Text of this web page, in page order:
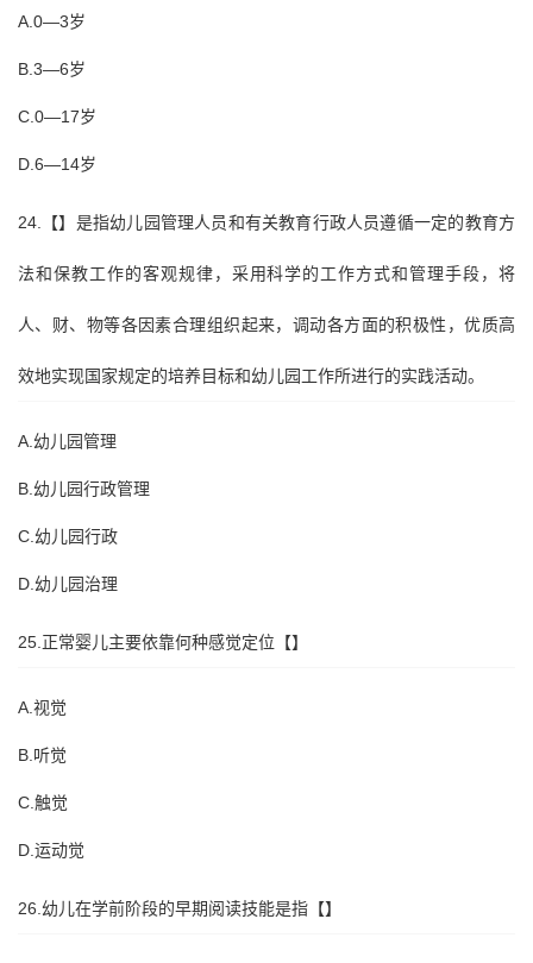
A.0—3岁
B.3—6岁
C.0—17岁
D.6—14岁
24.【】是指幼儿园管理人员和有关教育行政人员遵循一定的教育方
法和保教工作的客观规律，采用科学的工作方式和管理手段，将
人、财、物等各因素合理组织起来，调动各方面的积极性，优质高
效地实现国家规定的培养目标和幼儿园工作所进行的实践活动。
A.幼儿园管理
B.幼儿园行政管理
C.幼儿园行政
D.幼儿园治理
25.正常婴儿主要依靠何种感觉定位【】
A.视觉
B.听觉
C.触觉
D.运动觉
26.幼儿在学前阶段的早期阅读技能是指【】